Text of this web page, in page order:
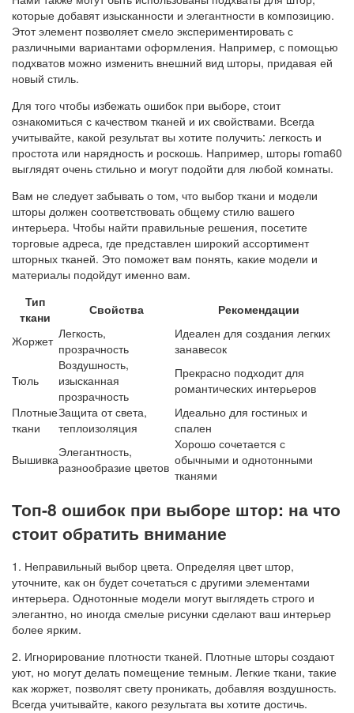
которые добавят изысканности и элегантности в композицию.
Этот элемент позволяет смело экспериментировать с
различными вариантами оформления. Например, с помощью
подхватов можно изменить внешний вид шторы, придавая ей
новый стиль.
Для того чтобы избежать ошибок при выборе, стоит
ознакомиться с качеством тканей и их свойствами. Всегда
учитывайте, какой результат вы хотите получить: легкость и
простота или нарядность и роскошь. Например, шторы roma60
выглядят очень стильно и могут подойти для любой комнаты.
Вам не следует забывать о том, что выбор ткани и модели
шторы должен соответствовать общему стилю вашего
интерьера. Чтобы найти правильные решения, посетите
торговые адреса, где представлен широкий ассортимент
шторных тканей. Это поможет вам понять, какие модели и
материалы подойдут именно вам.
Тип
ткани
Свойства
Рекомендации
Жоржет Легкость,
прозрачность
Идеален для создания легких
занавесок
Тюль
Воздушность,
изысканная
прозрачность
Прекрасно подходит для
романтических интерьеров
Плотные
ткани
Защита от света,
теплоизоляция
Идеально для гостиных и
спален
ВышивкаЭлегантность,
разнообразие цветов
Хорошо сочетается с
обычными и однотонными
тканями
Топ-8 ошибок при выборе штор: на что
стоит обратить внимание
1. Неправильный выбор цвета. Определяя цвет штор,
уточните, как он будет сочетаться с другими элементами
интерьера. Однотонные модели могут выглядеть строго и
элегантно, но иногда смелые рисунки сделают ваш интерьер
более ярким.
2. Игнорирование плотности тканей. Плотные шторы создают
уют, но могут делать помещение темным. Легкие ткани, такие
как жоржет, позволят свету проникать, добавляя воздушность.
Всегда учитывайте, какого результата вы хотите достичь.